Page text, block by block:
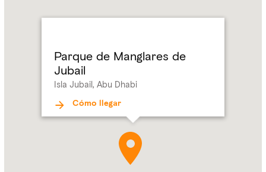
Manglares
IslaParque de Manglares de
Jubail
Isla Jubail, Abu Dhabi
Cómo llegar